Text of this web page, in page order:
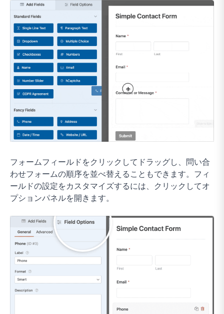
フォームフィールドをクリックしてドラッグし、問い合
わせフォームの順序を並べ替えることもできます。フィ
ールドの設定をカスタマイズするには、クリックしてオ
プションパネルを開きます。